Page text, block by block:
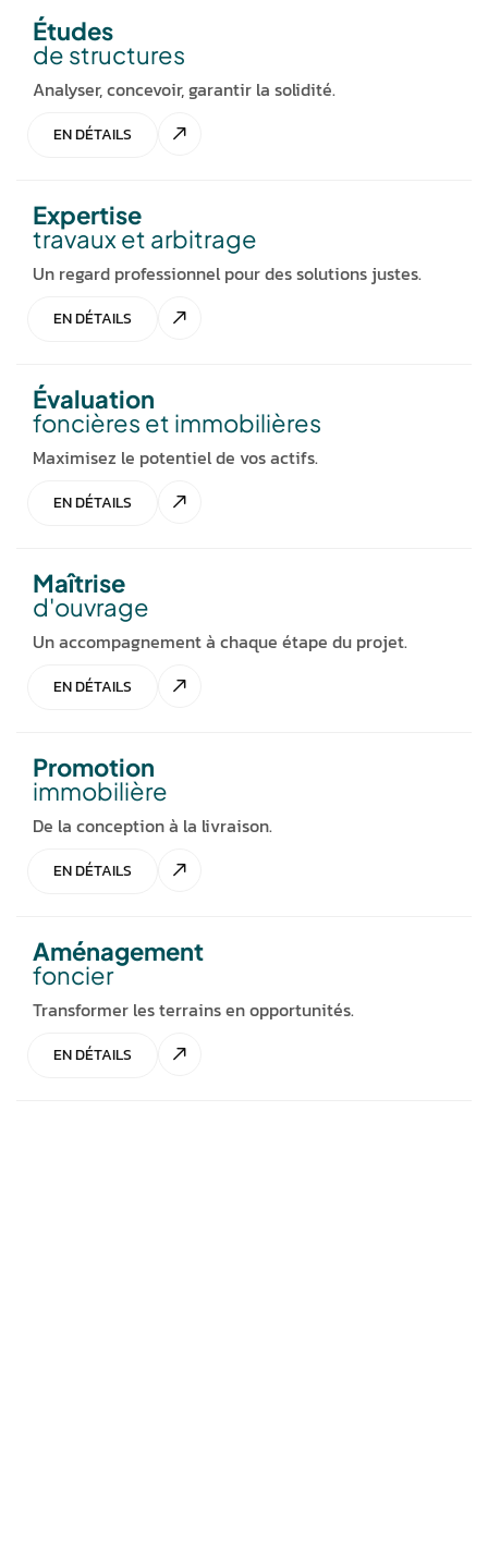
Études
de structures
Analyser, concevoir, garantir la solidité.
EN DÉTAILS
Expertise
travaux et arbitrage
Un regard professionnel pour des solutions justes.
EN DÉTAILS
Évaluation
foncières et immobilières
Maximisez le potentiel de vos actifs.
EN DÉTAILS
Maîtrise
d'ouvrage
Un accompagnement à chaque étape du projet.
EN DÉTAILS
Promotion
immobilière
De la conception à la livraison.
EN DÉTAILS
Aménagement
foncier
Transformer les terrains en opportunités.
EN DÉTAILS